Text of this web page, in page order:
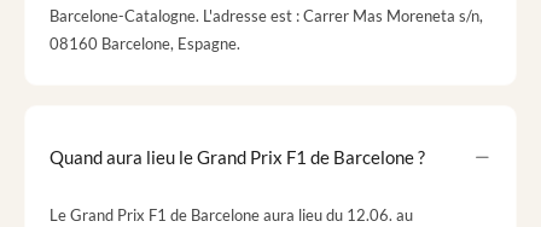
Barcelone-Catalogne. L'adresse est : Carrer Mas Moreneta s/n,
08160 Barcelone, Espagne.
Quand aura lieu le Grand Prix F1 de Barcelone ?
Le Grand Prix F1 de Barcelone aura lieu du 12.06. au